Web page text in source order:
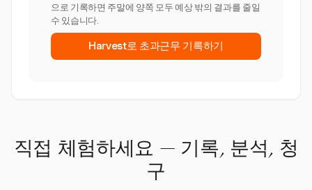
으로 기록하면 주말에 양쪽 모두 예상 밖의 결과를 줄일
수 있습니다.
Harvest로 초과근무 기록하기
직접 체험하세요 — 기록, 분석, 청
구